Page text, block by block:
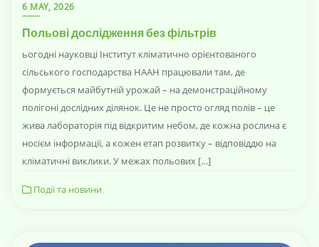
6 MAY, 2026
Польові дослідження без фільтрів
ьогодні науковці Інститут кліматично орієнтованого
сільського господарства НААН працювали там, де
формується майбутній урожай – на демонстраційному
полігоні дослідних ділянок. Це не просто огляд полів – це
жива лабораторія під відкритим небом, де кожна рослина є
носієм інформації, а кожен етап розвитку – відповіддю на
кліматичні виклики. У межах польових […]
Події та новини